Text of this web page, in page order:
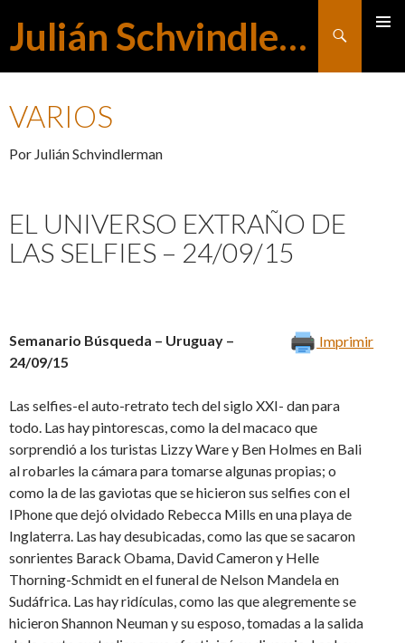
Julián Schvindlerman
Buscar
VARIOS
Por Julián Schvindlerman
EL UNIVERSO EXTRAÑO DE
LAS SELFIES – 24/09/15
Imprimir
Semanario Búsqueda – Uruguay –
24/09/15
Las selfies-el auto-retrato tech del siglo XXI- dan para
todo. Las hay pintorescas, como la del macaco que
sorprendió a los turistas Lizzy Ware y Ben Holmes en Bali
al robarles la cámara para tomarse algunas propias; o
como la de las gaviotas que se hicieron sus selfies con el
IPhone que dejó olvidado Rebecca Mills en una playa de
Inglaterra. Las hay desubicadas, como las que se sacaron
sonrientes Barack Obama, David Cameron y Helle
Thorning-Schmidt en el funeral de Nelson Mandela en
Sudáfrica. Las hay ridículas, como las que alegremente se
hicieron Shannon Neuman y su esposo, tomadas a la salida